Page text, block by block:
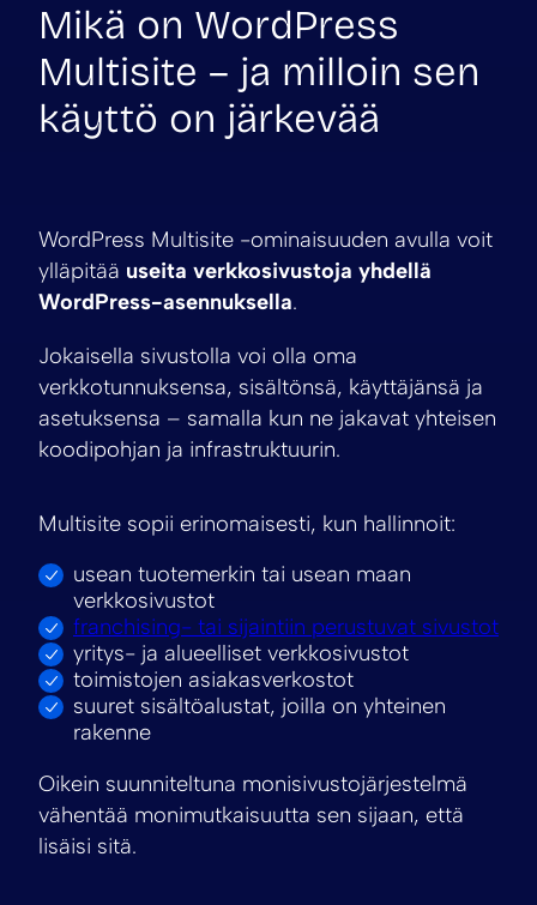
Mikä on WordPress
Multisite – ja milloin sen
käyttö on järkevää
WordPress Multisite -ominaisuuden avulla voit
ylläpitää useita verkkosivustoja yhdellä
WordPress-asennuksella.
Jokaisella sivustolla voi olla oma
verkkotunnuksensa, sisältönsä, käyttäjänsä ja
asetuksensa – samalla kun ne jakavat yhteisen
koodipohjan ja infrastruktuurin.
Multisite sopii erinomaisesti, kun hallinnoit:
usean tuotemerkin tai usean maan
verkkosivustot
franchising- tai sijaintiin perustuvat sivustot
yritys- ja alueelliset verkkosivustot
toimistojen asiakasverkostot
suuret sisältöalustat, joilla on yhteinen
rakenne
Oikein suunniteltuna monisivustojärjestelmä
vähentää monimutkaisuutta sen sijaan, että
lisäisi sitä.